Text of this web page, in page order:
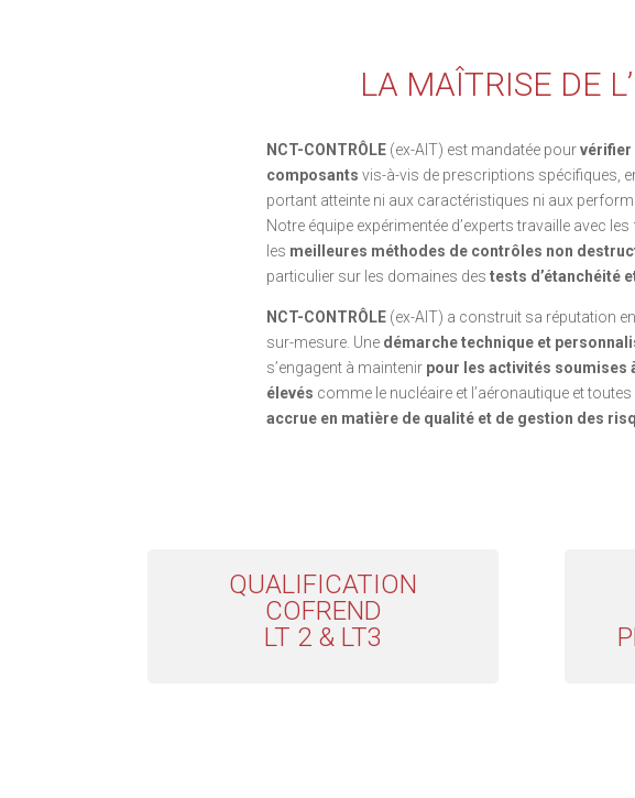
LA MAÎTRISE DE
NCT-CONTRÔLE(ex-AIT) est mandatée pourvérifier
composants vis-à-vis de prescriptions spécifiques,
portant atteinte ni aux caractéristiques ni aux
Notre équipe expérimentée d’experts travaille avec
les meilleures méthodes de contrôles non
particulier sur les domaines des tests d’étanchéité
NCT-CONTRÔLE(ex-AIT) a construit sa réputation
sur-mesure. Une démarche technique et
s’engagent à maintenir pour les activités soumises
élevés comme le nucléaire et l’aéronautique et
accrue en matière de qualité et de gestion des
QUALIFICATION
COFREND
LT 2 & LT3